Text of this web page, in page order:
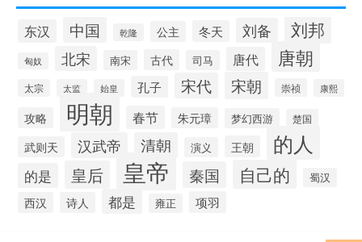
东汉 中国 乾隆 公主 冬天 刘备 刘邦
匈奴 北宋 南宋 古代 司马 唐代 唐朝
太宗 太监 始皇 孔子 宋代 宋朝 崇祯 康熙
攻略 明朝 春节 朱元璋 梦幻西游 楚国
武则天 汉武帝 清朝 演义 王朝 的人
的是 皇后 皇帝 秦国 自己的 蜀汉
西汉 诗人 都是 雍正 项羽